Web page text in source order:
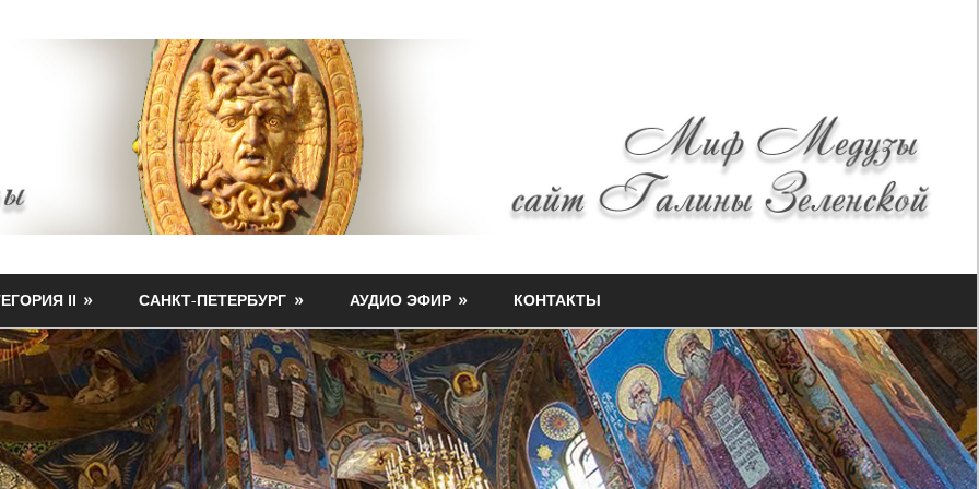
II САНКТ-ПЕТЕРБУРГ АУДИО ЭФИР КОНТАКТЫ